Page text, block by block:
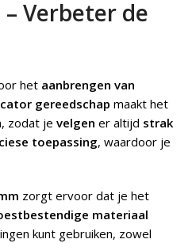
Verbeter de
het aanbrengen van
gereedschap maakt het
zodat je velgen er altijd strak
toepassing, waardoor je
zorgt ervoor dat je het
materiaal
kunt gebruiken, zowel